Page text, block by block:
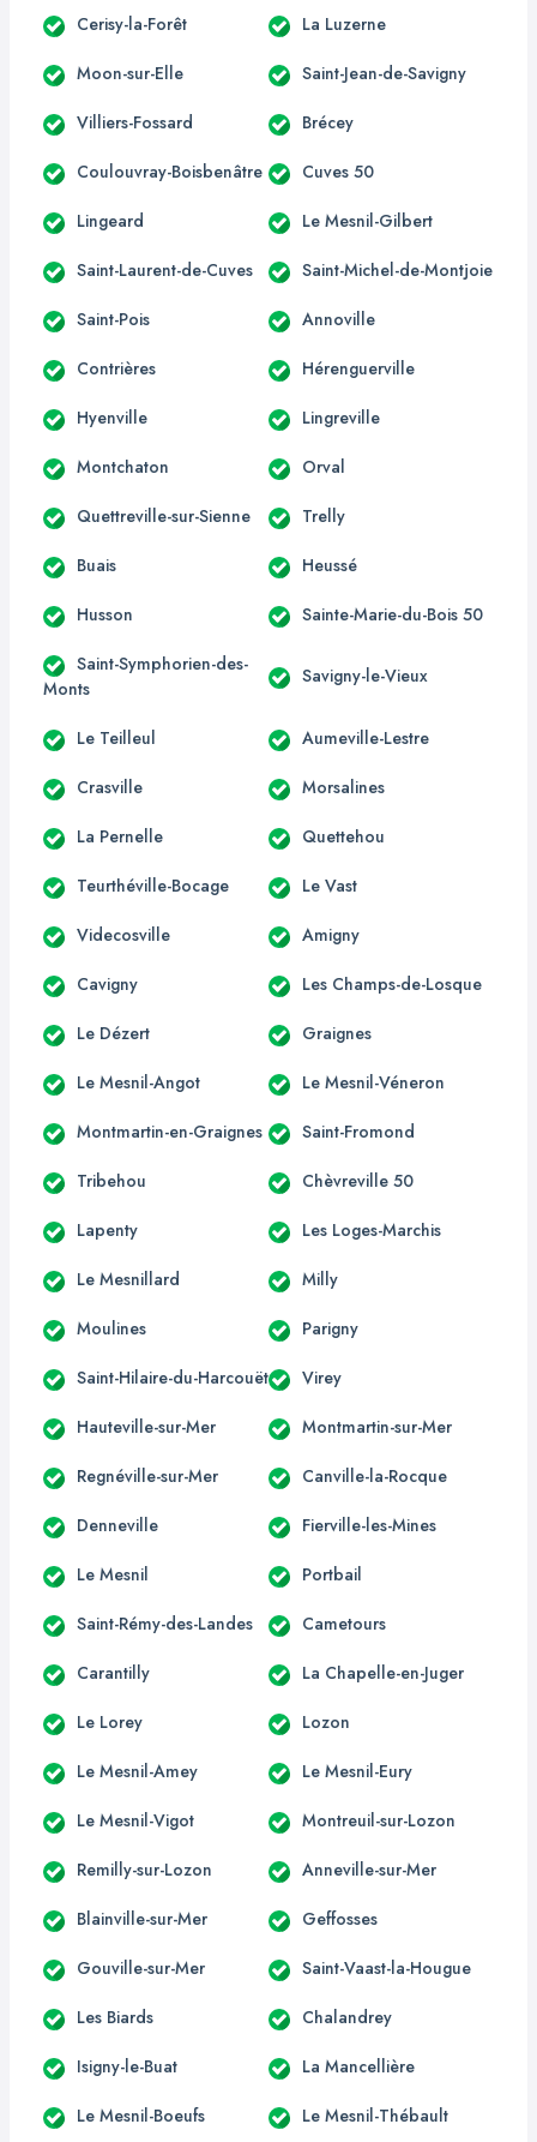
Cerisy-la-Forêt La Luzerne
Moon-sur-Elle Saint-Jean-de-Savigny
Villiers-Fossard Brécey
Coulouvray-Boisbenâtre Cuves 50
Lingeard Le Mesnil-Gilbert
Saint-Laurent-de-Cuves Saint-Michel-de-Montjoie
Saint-Pois Annoville
Contrières Hérenguerville
Hyenville Lingreville
Montchaton Orval
Quettreville-sur-Sienne Trelly
Buais Heussé
Husson Sainte-Marie-du-Bois 50
Saint-Symphorien-des-
Monts
Savigny-le-Vieux
Le Teilleul Aumeville-Lestre
Crasville Morsalines
La Pernelle Quettehou
Teurthéville-Bocage Le Vast
Videcosville Amigny
Cavigny Les Champs-de-Losque
Le Dézert Graignes
Le Mesnil-Angot Le Mesnil-Véneron
Montmartin-en-Graignes Saint-Fromond
Tribehou Chèvreville 50
Lapenty Les Loges-Marchis
Le Mesnillard Milly
Moulines Parigny
Saint-Hilaire-du-Harcouët Virey
Hauteville-sur-Mer Montmartin-sur-Mer
Regnéville-sur-Mer Canville-la-Rocque
Denneville Fierville-les-Mines
Le Mesnil Portbail
Saint-Rémy-des-Landes Cametours
Carantilly La Chapelle-en-Juger
Le Lorey Lozon
Le Mesnil-Amey Le Mesnil-Eury
Le Mesnil-Vigot Montreuil-sur-Lozon
Remilly-sur-Lozon Anneville-sur-Mer
Blainville-sur-Mer Geffosses
Gouville-sur-Mer Saint-Vaast-la-Hougue
Les Biards Chalandrey
Isigny-le-Buat La Mancellière
Le Mesnil-Boeufs Le Mesnil-Thébault